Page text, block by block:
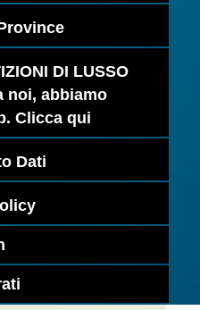
DI LUSSO
noi, abbiamo
Clicca qui
Dati